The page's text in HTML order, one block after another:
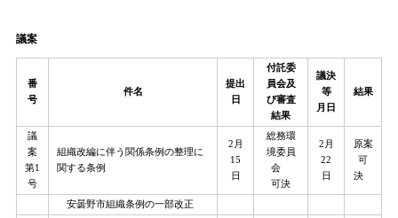
議案
番
号
件名
提出
日
付託委
員会及
び審査
結果
議決
等
月日
結果
議
案
第1
号
組織改編に伴う関係条例の整理に
関する条例
2月
15
日
総務環
境委員
会
可決
2月
22
日
原案
可
決
安曇野市組織条例の一部改正